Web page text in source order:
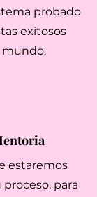
probado
exitosos
mundo.
estaremos
para